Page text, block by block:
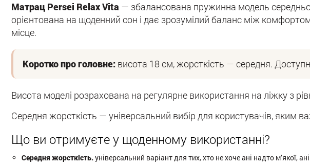
Матрац Persei Relax Vita — збалансована пружинна модель
орієнтована на щоденний сон і дає зрозумілий баланс між
місце.
Коротко про головне: висота 18 см, жорсткість — середня.
Висота моделі розрахована на регулярне використання на ліжку з
Середня жорсткість — універсальний вибір для користувачів, яким
Що ви отримуєте у щоденному використанні?
Середня жорсткість.універсальний варіант для тих, хто не хоче ані надто м’якої,